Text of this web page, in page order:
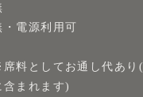
・電源利用可
料としてお通し代あり
含まれます)